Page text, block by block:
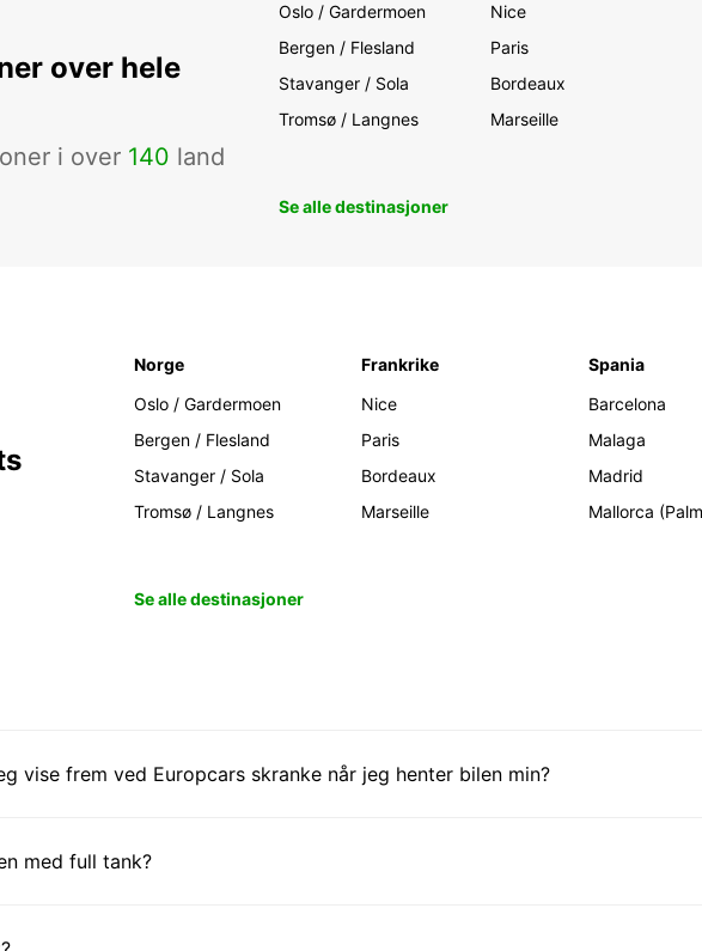
over hele
i over 140 land
Oslo / Gardermoen
Bergen / Flesland
Stavanger / Sola
Tromsø / Langnes
Nice
Paris
Bordeaux
Marseille
Se alle destinasjoner
Norge
Oslo / Gardermoen
Bergen / Flesland
Stavanger / Sola
Tromsø / Langnes
Frankrike
Nice
Paris
Bordeaux
Marseille
Spania
Barcelona
Malaga
Madrid
Mallorca
Se alle destinasjoner
vise frem ved Europcars skranke når jeg henter bilen min?
med full tank?